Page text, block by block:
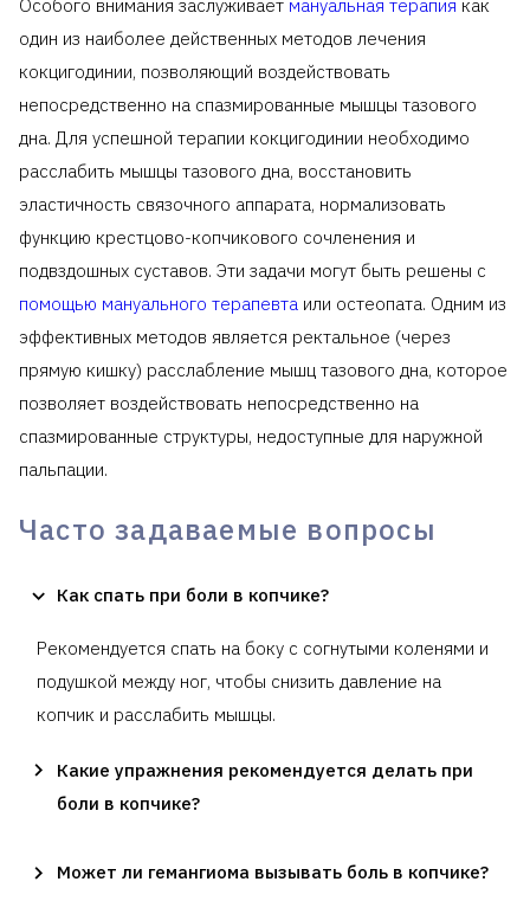
Особого внимания заслуживает мануальная терапия как
один из наиболее действенных методов лечения
кокцигодинии, позволяющий воздействовать
непосредственно на спазмированные мышцы тазового
дна. Для успешной терапии кокцигодинии необходимо
расслабить мышцы тазового дна, восстановить
эластичность связочного аппарата, нормализовать
функцию крестцово-копчикового сочленения и
подвздошных суставов. Эти задачи могут быть решены с
помощью мануального терапевта или остеопата. Одним из
эффективных методов является ректальное (через
прямую кишку) расслабление мышц тазового дна, которое
позволяет воздействовать непосредственно на
спазмированные структуры, недоступные для наружной
пальпации.
Часто задаваемые вопросы
Как спать при боли в копчике?
Рекомендуется спать на боку с согнутыми коленями и
подушкой между ног, чтобы снизить давление на
копчик и расслабить мышцы.
Какие упражнения рекомендуется делать при
боли в копчике?
Может ли гемангиома вызывать боль в копчике?